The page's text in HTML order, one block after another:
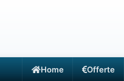
Home Offerte